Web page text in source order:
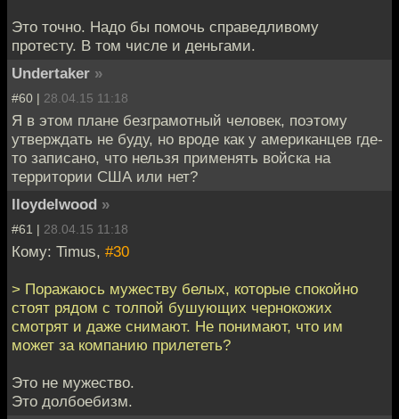
Это точно. Надо бы помочь справедливому
протесту. В том числе и деньгами.
Undertaker »
#60 | 28.04.15 11:18
Я в этом плане безграмотный человек, поэтому
утверждать не буду, но вроде как у американцев где-
то записано, что нельзя применять войска на
территории США или нет?
lloydelwood »
#61 | 28.04.15 11:18
Кому: Timus, #30
> Поражаюсь мужеству белых, которые спокойно
стоят рядом с толпой бушующих чернокожих
смотрят и даже снимают. Не понимают, что им
может за компанию прилететь?
Это не мужество.
Это долбоебизм.